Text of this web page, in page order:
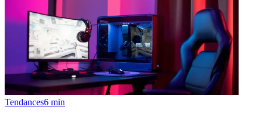
Tendances6 min